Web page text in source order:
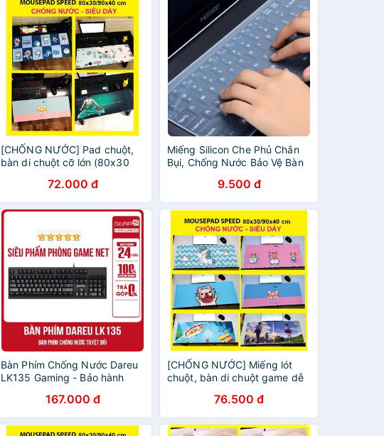
[CHỐNG NƯỚC] Pad chuột,
bàn di chuột cỡ lớn (80x30
72.000 đ
Miếng Silicon Che Phủ Chắn
Bụi, Chống Nước Bảo Vệ Bàn
9.500 đ
Bàn Phím Chống Nước Dareu
LK135 Gaming - Bảo hành
hãng Mai Hoàng
167.000 đ
[CHỐNG NƯỚC] Miếng lót
chuột, bàn di chuột game dễ
76.500 đ